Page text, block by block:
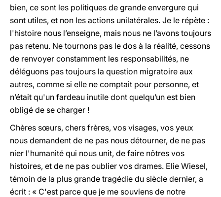
bien, ce sont les politiques de grande envergure qui
sont utiles, et non les actions unilatérales. Je le répète :
l'histoire nous l’enseigne, mais nous ne l’avons toujours
pas retenu. Ne tournons pas le dos à la réalité, cessons
de renvoyer constamment les responsabilités, ne
déléguons pas toujours la question migratoire aux
autres, comme si elle ne comptait pour personne, et
n’était qu'un fardeau inutile dont quelqu’un est bien
obligé de se charger !
Chères sœurs, chers frères, vos visages, vos yeux
nous demandent de ne pas nous détourner, de ne pas
nier l'humanité qui nous unit, de faire nôtres vos
histoires, et de ne pas oublier vos drames. Elie Wiesel,
témoin de la plus grande tragédie du siècle dernier, a
écrit : « C'est parce que je me souviens de notre